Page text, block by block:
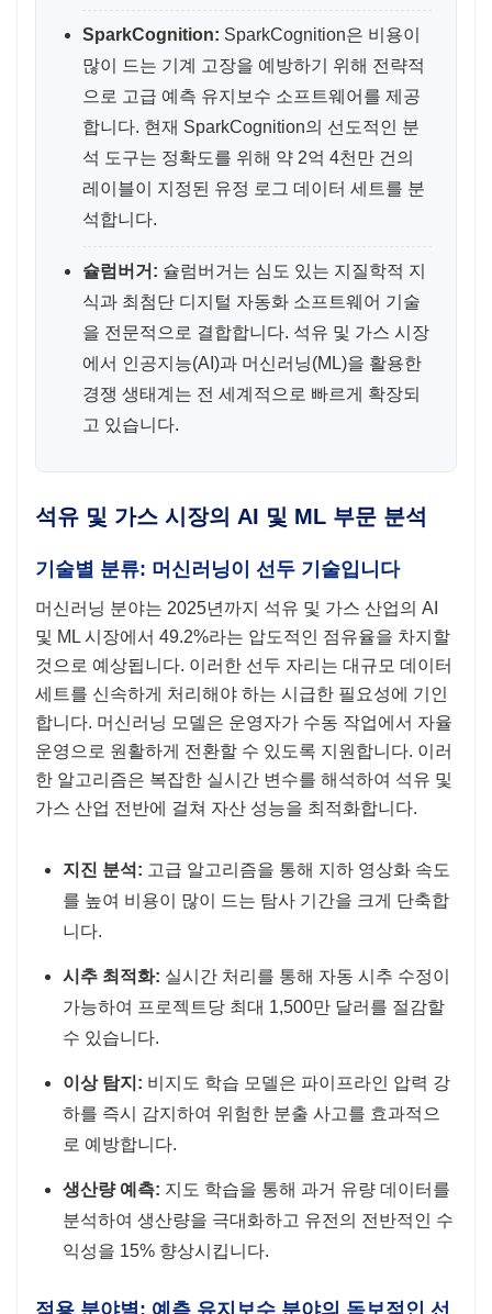
SparkCognition: SparkCognition은 비용이
많이 드는 기계 고장을 예방하기 위해 전략적
으로 고급 예측 유지보수 소프트웨어를 제공
합니다. 현재 SparkCognition의 선도적인 분
석 도구는 정확도를 위해 약 2억 4천만 건의
레이블이 지정된 유정 로그 데이터 세트를 분
석합니다.
슐럼버거: 슐럼버거는 심도 있는 지질학적 지
식과 최첨단 디지털 자동화 소프트웨어 기술
을 전문적으로 결합합니다. 석유 및 가스 시장
에서 인공지능(AI)과 머신러닝(ML)을 활용한
경쟁 생태계는 전 세계적으로 빠르게 확장되
고 있습니다.
석유 및 가스 시장의 AI 및 ML 부문 분석
기술별 분류: 머신러닝이 선두 기술입니다
머신러닝 분야는 2025년까지 석유 및 가스 산업의 AI
및 ML 시장에서 49.2%라는 압도적인 점유율을 차지할
것으로 예상됩니다. 이러한 선두 자리는 대규모 데이터
세트를 신속하게 처리해야 하는 시급한 필요성에 기인
합니다. 머신러닝 모델은 운영자가 수동 작업에서 자율
운영으로 원활하게 전환할 수 있도록 지원합니다. 이러
한 알고리즘은 복잡한 실시간 변수를 해석하여 석유 및
가스 산업 전반에 걸쳐 자산 성능을 최적화합니다.
지진 분석: 고급 알고리즘을 통해 지하 영상화 속도
를 높여 비용이 많이 드는 탐사 기간을 크게 단축합
니다.
시추 최적화: 실시간 처리를 통해 자동 시추 수정이
가능하여 프로젝트당 최대 1,500만 달러를 절감할
수 있습니다.
이상 탐지: 비지도 학습 모델은 파이프라인 압력 강
하를 즉시 감지하여 위험한 분출 사고를 효과적으
로 예방합니다.
생산량 예측: 지도 학습을 통해 과거 유량 데이터를
분석하여 생산량을 극대화하고 유전의 전반적인 수
익성을 15% 향상시킵니다.
적용 분야별: 예측 유지보수 분야의 독보적인 선